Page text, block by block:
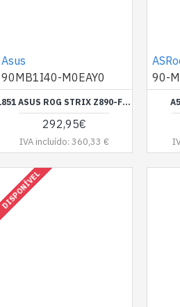
Asus
90MB1I40-M0EAY0
1851 ASUS ROG STRIX Z890-F GAMING WIFI
292,95€
IVA incluído: 360,33 €
90-
DISPONÍVEL